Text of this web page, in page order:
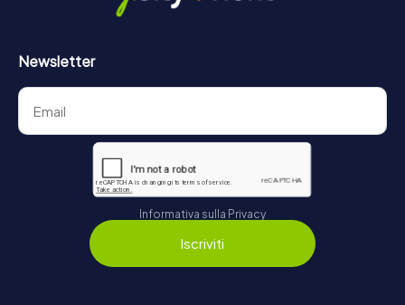
Newsletter
Informativa sulla Privacy
Iscriviti